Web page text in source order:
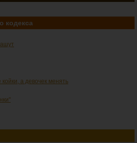
кодекса
а девочек менять